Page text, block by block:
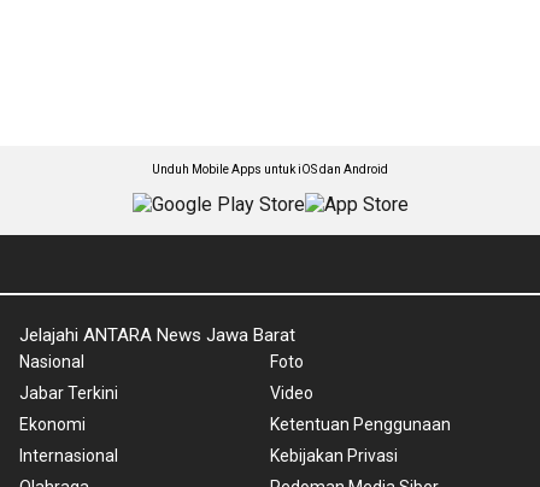
Unduh Mobile Apps untuk iOS dan Android
Jelajahi ANTARA News Jawa Barat
Nasional
Jabar Terkini
Ekonomi
Internasional
Foto
Video
Ketentuan Penggunaan
Kebijakan Privasi